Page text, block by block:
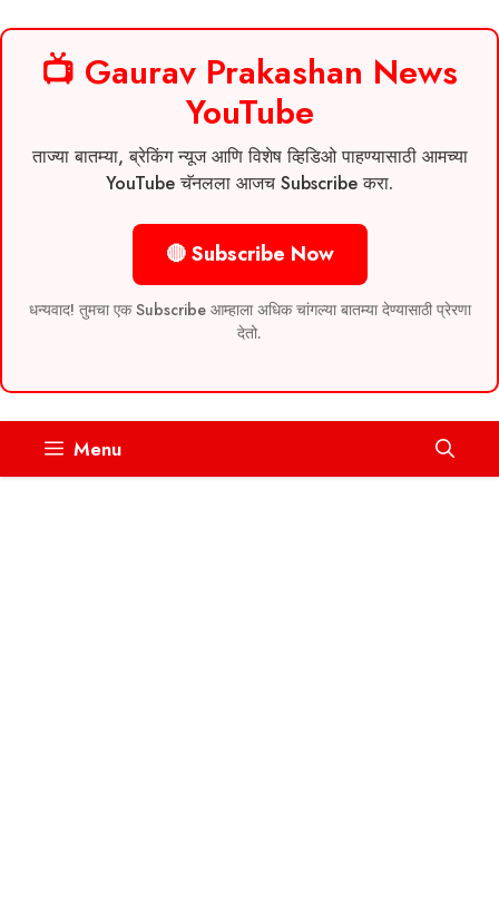
📺 Gaurav Prakashan News
YouTube
ताज्या बातम्या, ब्रेकिंग न्यूज आणि विशेष व्हिडिओ पाहण्यासाठी आमच्या
YouTube चॅनलला आजच Subscribe करा.
🔴 Subscribe Now
धन्यवाद! तुमचा एक Subscribe आम्हाला अधिक चांगल्या बातम्या देण्यासाठी प्रेरणा
देतो.
Menu